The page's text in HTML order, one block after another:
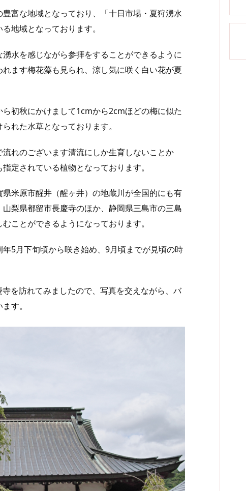
富な地域となっており、「十日市場・夏狩湧水
地域となっております。
水を感じながら参拝をすることができるように
ます梅花藻も見られ、涼し気に咲く白い花が夏
初秋にかけまして1cmから2cmほどの梅に似た
れた水草となっております。
れのございます清流にしか生育しないことか
定されている植物となっております。
米原市醒井（醒ヶ井）の地蔵川が全国的にも有
梨県都留市長慶寺のほか、静岡県三島市の三島
ことができるようになっております。
5月下旬頃から咲き始め、9月頃までが見頃の時
を訪れてみましたので、写真を交えながら、バ
す。